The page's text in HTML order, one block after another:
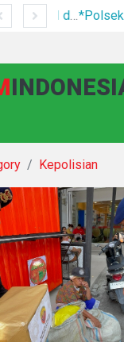
Tim Gabungan Tertibkan PETI di Pegagan Hilir, 47 Camp Hingga Mesin Dimusnahkan
Kepolisian